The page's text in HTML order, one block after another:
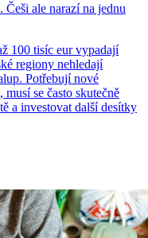
ale narazí na jednu
100 tisíc eur vypadají
regiony nehledají
Potřebují nové
se často skutečně
a investovat další desítky